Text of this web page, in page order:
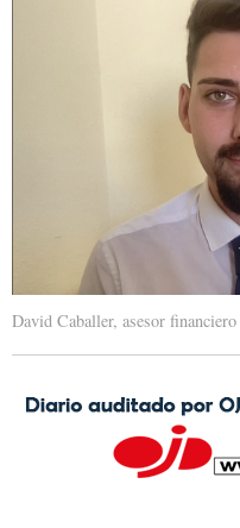
David Caballer, asesor financiero